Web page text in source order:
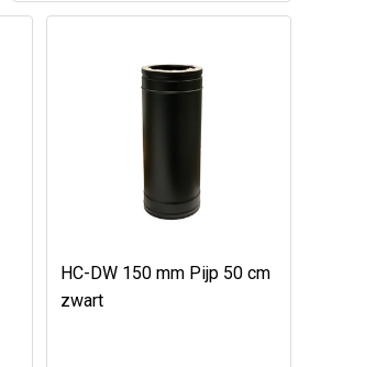
HC-DW 150 mm Pijp 50 cm
zwart